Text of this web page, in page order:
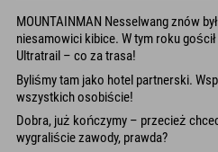
MOUNTAINMAN Nesselwang znów
niesamowici kibice. W tym roku
Ultratrail – co za trasa!
Byliśmy tam jako hotel partnerski.
wszystkich osobiście!
Dobra, już kończymy – przecież
wygraliście zawody, prawda?